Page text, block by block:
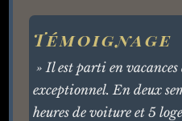
Témoignage
» Il est parti en vacances
exceptionnel. En deux
heures de voiture et 5